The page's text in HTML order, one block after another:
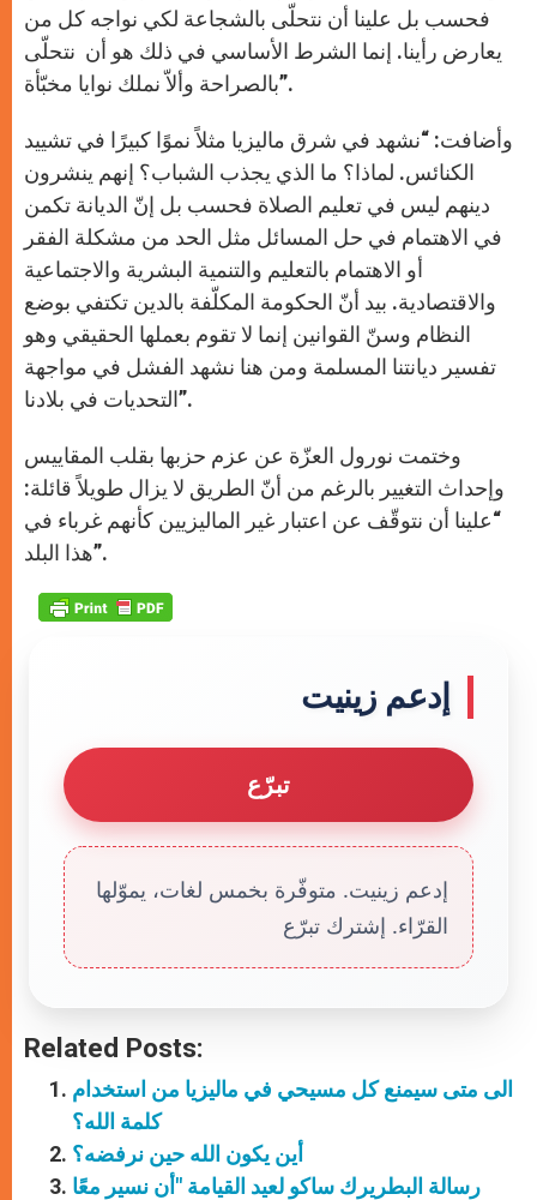
فحسب بل علينا أن نتحلّى بالشجاعة لكي نواجه كل من
يعارض رأينا. إنما الشرط الأساسي في ذلك هو أن نتحلّى
بالصراحة وألاّ نملك نوايا مخبّأة”.
وأضافت: “نشهد في شرق ماليزيا مثلاً نموًا كبيرًا في تشييد
الكنائس. لماذا؟ ما الذي يجذب الشباب؟ إنهم ينشرون
دينهم ليس في تعليم الصلاة فحسب بل إنّ الديانة تكمن
في الاهتمام في حل المسائل مثل الحد من مشكلة الفقر
أو الاهتمام بالتعليم والتنمية البشرية والاجتماعية
والاقتصادية. بيد أنّ الحكومة المكلّفة بالدين تكتفي بوضع
النظام وسنّ القوانين إنما لا تقوم بعملها الحقيقي وهو
تفسير ديانتنا المسلمة ومن هنا نشهد الفشل في مواجهة
التحديات في بلادنا”.
وختمت نورول العزّة عن عزم حزبها بقلب المقاييس
وإحداث التغيير بالرغم من أنّ الطريق لا يزال طويلاً قائلة:
“علينا أن نتوقّف عن اعتبار غير الماليزيين كأنهم غرباء في
هذا البلد”.
إدعم زينيت
تبرّع
إدعم زينيت. متوفّرة بخمس لغات، يموّلها
القرّاء. إشترك تبرّع
Related Posts:
الى متى سيمنع كل مسيحي في ماليزيا من استخدام
كلمة الله؟
أين يكون الله حين نرفضه؟
رسالة البطريرك ساكو لعيد القيامة "أن نسير معًا